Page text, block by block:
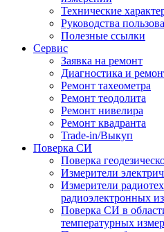
Технические
Руководства
Полезные ссылки
Сервис
Заявка на ремонт
Диагностика и
Ремонт тахеометра
Ремонт теодолита
Ремонт нивелира
Ремонт квадранта
Trade-in/Выкуп
Поверка СИ
Поверка
Измерители
Измерители
радиоэлектронных
Поверка СИ в
температурных